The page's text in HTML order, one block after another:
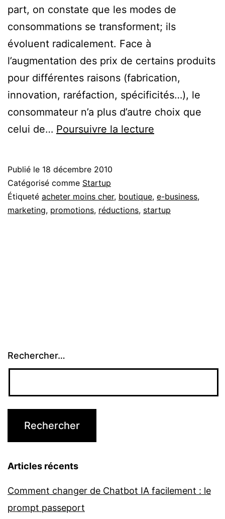
part, on constate que les modes de
consommations se transforment; ils
évoluent radicalement. Face à
l’augmentation des prix de certains produits
pour différentes raisons (fabrication,
innovation, raréfaction, spécificités…), le
consommateur n’a plus d’autre choix que
celui de… Poursuivre la lecture
cher
sur
Publié le 18 décembre 2010
Catégorisé comme Startup
Étiqueté acheter moins cher, boutique, e-business,
marketing, promotions, réductions, startup
Rechercher…
Articles récents
Comment changer de Chatbot IA facilement : le
prompt passeport